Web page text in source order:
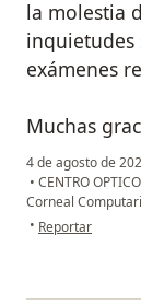
la molestia
inquietudes
exámenes
Muchas
4 de agosto de
• CENTRO
Corneal
• en opinión del
Reportar